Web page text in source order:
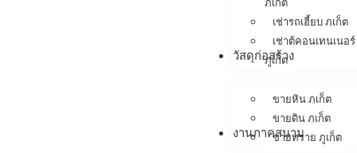
เช่ารถเฮี้ยบ ภูเก็ต
เช่าตู้คอนเทนเนอร์
ภูเก็ต
วัสดุก่อสร้าง
ขายหิน ภูเก็ต
ขายดิน ภูเก็ต
ขายทราย ภูเก็ต
งานภาคสนาม